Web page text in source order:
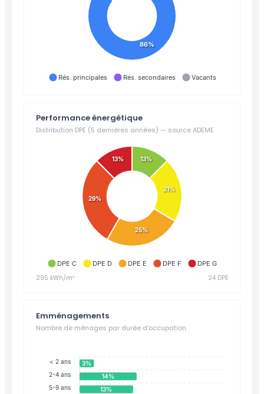
86%
Rés. principales Rés. secondaires Vacants
Performance énergétique
Distribution DPE (5 dernières années) — source ADEME
13%
21%
25%
29%
13%
DPE C DPE D DPE E DPE F DPE G
295 kWh/m² 24 DPE
Emménagements
Nombre de ménages par durée d'occupation
3%
14%
13%
< 2 ans
2-4 ans
5-9 ans